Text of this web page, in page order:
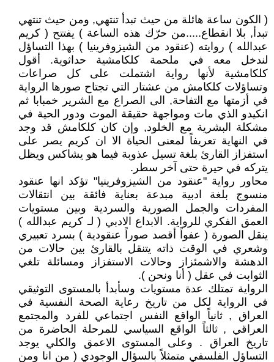
( الكون ساعة هائلة من حيث تبدأ تنتهي, ومن حيث تنتهي
تبدأ, بلا انقطاع.....من حرّك هذه الساعة ) يفتتح ( كريم
عبدالله ) روايته (عنقود من الشيزوفرينيا ) بهذا التساؤل
لندخل معه في ملحمة كلكامشية حداثوية. أقول
كلكامشية لأنها رواية اشتملت على كل صراعات
وتساؤلات كلكامش من عشتار التي تجتاح صورها الرواية
في أزمتها مع التفاحة, الى الصراع مع الشرير خمبابا ثم
انكيدو الذي مات ومواجهة حقيقة الموت ودور الحية في
مشكلة البشرية مع الخلود, وإن كان كلكامش قد وجد
في النهاية تعريفاً لمعنى الحياة الا ان كريم يصر على
استفزاز القارئ بلغة تسيل عذوبة فيما هو يشاكس ويظل
يتركه في حيرة حتى آخر سطر.
محاور رواية "عنقود من الشيزوفرينيا" تؤكد انها عنقود
منسوج بلغة ادبية مبدعة بعناية فائقة بين انتقالات
المفردات والجمل الصورية والسردية وبين مستويات
العمق الفكري للرواية. الابداع الادبي ( لـ كريم عبدالله )
ينقل الصورة ( عفواً أقصد صوراً عنقودية ) بسرد تعبيري
وشعري في الوقت ذاته يتنقل بالقارئ بين حالات من
الدهشة والاشمئزاز وحالات الاستفزاز ومسائلة تلغي
الثوابت في عقل ( أنا ونحن ).
الرواية تمتلك عدة مستويات وسأبدأ بالمستوى التوثيقي
في الرواية لكل من تاريخ رعاية الصحة النفسية في
العراق , ثانياً الواقع النفس اجتماعي للفرد والمجتمع
العراقي , ثالثاً الواقع السياسي للمرحلة الحاضرة من
تاريخ العراق . وعلى المستوى الاعمق والكلي يوجد
التساؤل الفلسفي متمثلاً بالسؤال الوجودي ( من انا ومن